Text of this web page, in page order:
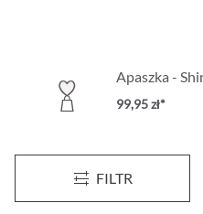
FILTR
Apaszka -
99,95 zł*
Kolczyk koła